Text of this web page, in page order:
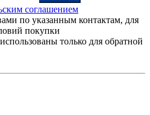
соглашением
по указанным контактам, для
покупки
только для обратной